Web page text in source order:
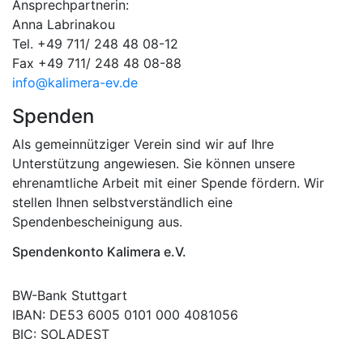
Ansprechpartnerin:
Anna Labrinakou
Tel. +49 711/ 248 48 08-12
Fax +49 711/ 248 48 08-88
info@kalimera-ev.de
Spenden
Als gemeinnütziger Verein sind wir auf Ihre
Unterstützung angewiesen. Sie können unsere
ehrenamtliche Arbeit mit einer Spende fördern. Wir
stellen Ihnen selbstverständlich eine
Spendenbescheinigung aus.
Spendenkonto Kalimera e.V.
BW-Bank Stuttgart
IBAN: DE53 6005 0101 000 4081056
BIC: SOLADEST